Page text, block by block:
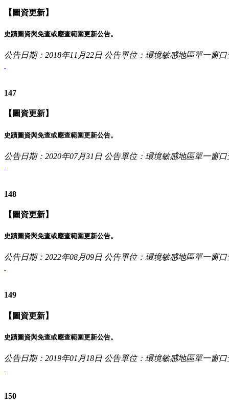
【圖資更新】
史蹟圖資與免查或應查範圍更新公告。
公告日期：2018年11月22日 公告單位：環境敏感地區單一窗
147
【圖資更新】
史蹟圖資與免查或應查範圍更新公告。
公告日期：2020年07月31日 公告單位：環境敏感地區單一窗
148
【圖資更新】
史蹟圖資與免查或應查範圍更新公告。
公告日期：2022年08月09日 公告單位：環境敏感地區單一窗
149
【圖資更新】
史蹟圖資與免查或應查範圍更新公告。
公告日期：2019年01月18日 公告單位：環境敏感地區單一窗
150